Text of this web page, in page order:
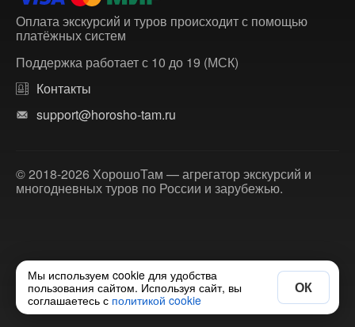
Оплата экскурсий и туров происходит с помощью
платёжных систем
Поддержка работает с 10 до 19 (МСК)
Контакты
support@horosho-tam.ru
© 2018-2026 ХорошоТам — агрегатор экскурсий и
многодневных туров по России и зарубежью.
Мы используем cookie для удобства
пользования сайтом. Используя сайт, вы
соглашаетесь с политикой cookie
ОК